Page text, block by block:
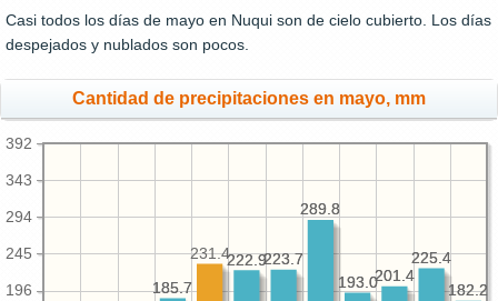
Casi todos los días de mayo en Nuqui son de cielo cubierto. Los días
despejados y nublados son pocos.
Cantidad de precipitaciones en mayo, mm
196
245
294
343
392
182.2
225.4
201.4
193.0
289.8
223.7
222.9
185.7
182.2
225.4
201.4
193.0
289.8
223.7
222.9
231.4
185.7